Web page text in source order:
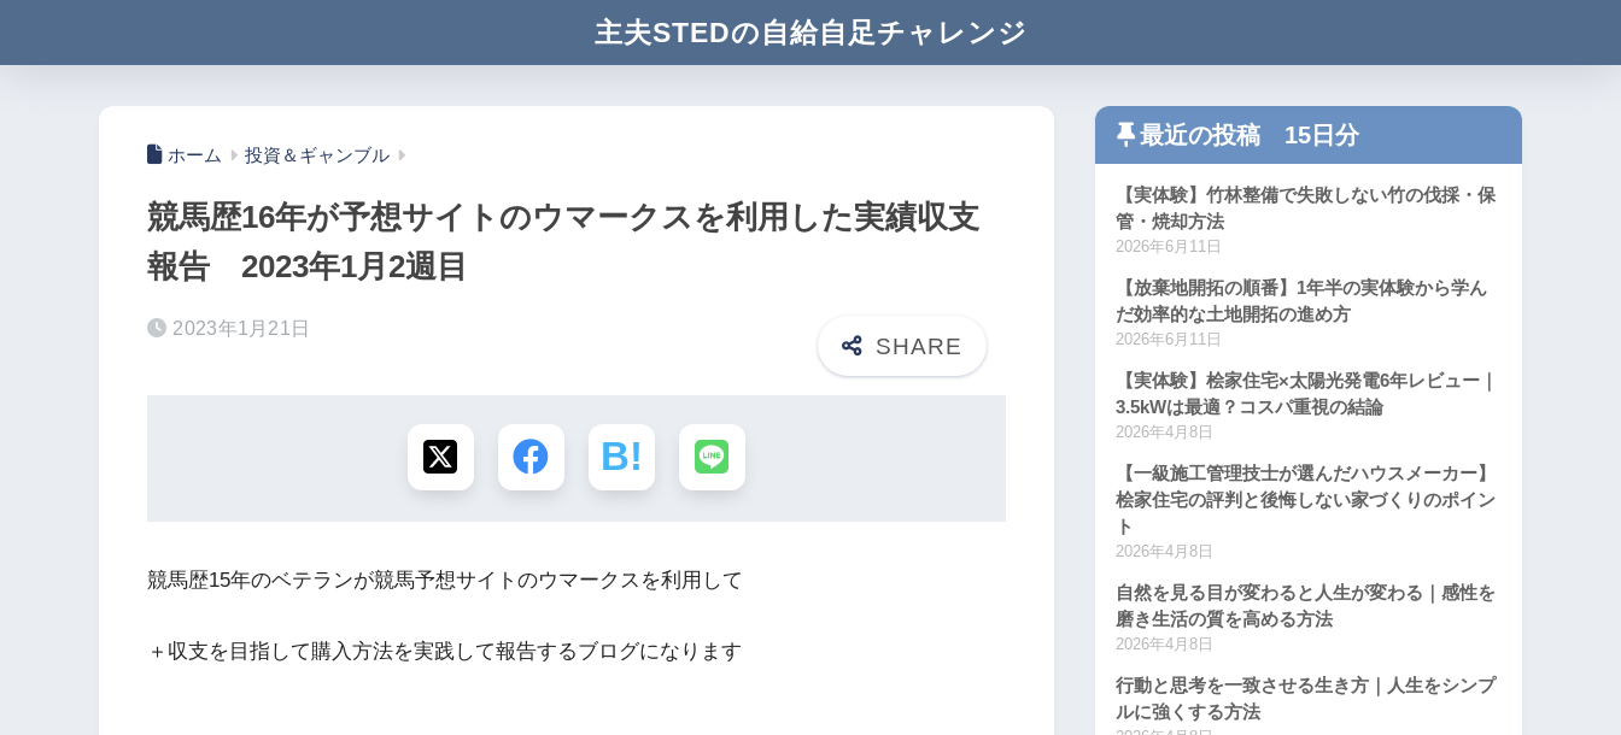
主夫STEDの自給自足チャレンジ
ホーム 投資＆ギャンブル
競馬歴16年が予想サイトのウマークスを利用した実績収支
報告 2023年1月2週目
2023年1月21日
競馬歴15年のベテランが競馬予想サイトのウマークスを利用して
＋収支を目指して購入方法を実践して報告するブログになります
最近の投稿 15日分
【実体験】竹林整備で失敗しない竹の伐採・保
管・焼却方法
2026年6月11日
【放棄地開拓の順番】1年半の実体験から学ん
だ効率的な土地開拓の進め方
2026年6月11日
【実体験】桧家住宅×太陽光発電6年レビュー｜
3.5kWは最適？コスパ重視の結論
2026年4月8日
【一級施工管理技士が選んだハウスメーカー】
桧家住宅の評判と後悔しない家づくりのポイン
ト
2026年4月8日
自然を見る目が変わると人生が変わる｜感性を
磨き生活の質を高める方法
2026年4月8日
行動と思考を一致させる生き方｜人生をシンプ
ルに強くする方法